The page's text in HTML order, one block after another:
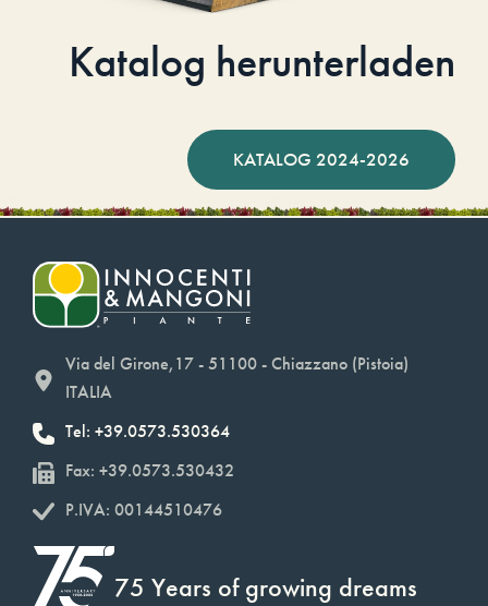
Katalog herunterladen
KATALOG 2024-2026
Via del Girone,17 - 51100 - Chiazzano (Pistoia)
ITALIA
Tel: +39.0573.530364
Fax: +39.0573.530432
P.IVA: 00144510476
75 Years of growing dreams